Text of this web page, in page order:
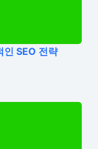
인 SEO 전략